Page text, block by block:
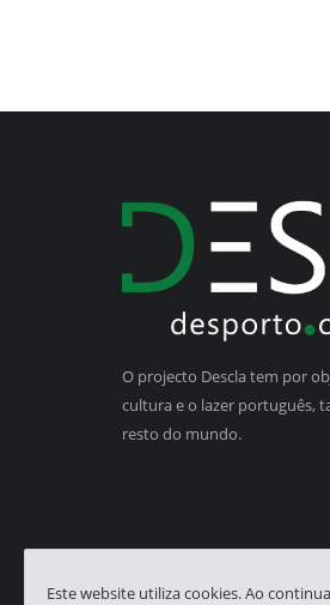
O projecto Descla tem por
cultura e o lazer português,
resto do mundo.
Este website utiliza cookies. Ao